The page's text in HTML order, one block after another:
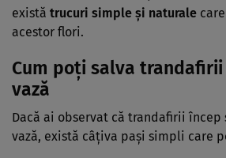
există trucuri simple și naturale
acestor flori.
Cum poți salva
vază
Dacă ai observat că trandafirii încep
vază, există câțiva pași simpli care